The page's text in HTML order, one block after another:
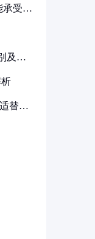
承受多
及其
替代